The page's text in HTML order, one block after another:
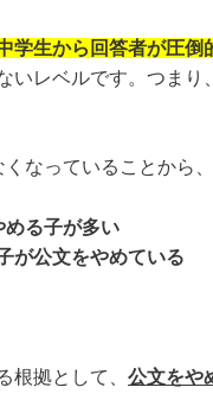
学生から回答者が圧倒
いレベルです。つまり、
なっていることから、
る子が多い
が公文をやめている
根拠として、 公文をや